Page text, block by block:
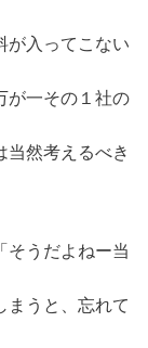
が入ってこない
が一その１社の
当然考えるべき
そうだよねー当
まうと、忘れて